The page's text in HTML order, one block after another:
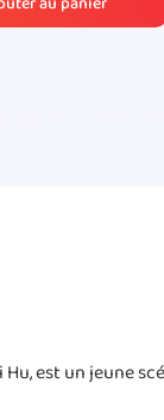
est un jeune